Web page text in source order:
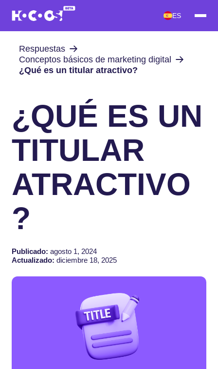
ES
Respuestas
Conceptos básicos de marketing digital
¿Qué es un titular atractivo?
¿QUÉ ES UN
TITULAR
ATRACTIVO
?
Publicado: agosto 1, 2024
Actualizado: diciembre 18, 2025